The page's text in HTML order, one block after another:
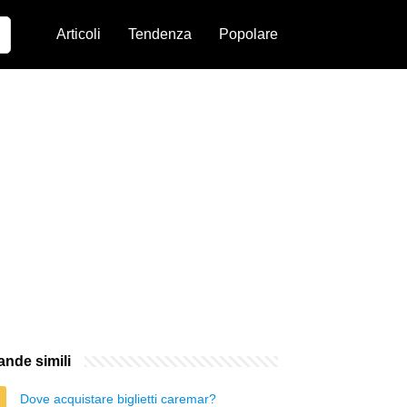
Articoli Tendenza Popolare
simili
Dove acquistare biglietti caremar?